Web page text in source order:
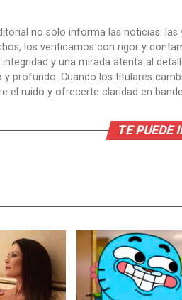
no solo informa las noticias: las
los verificamos con rigor y
integridad y una mirada atenta al
y profundo. Cuando los titulares
el ruido y ofrecerte claridad en
TE PUEDE